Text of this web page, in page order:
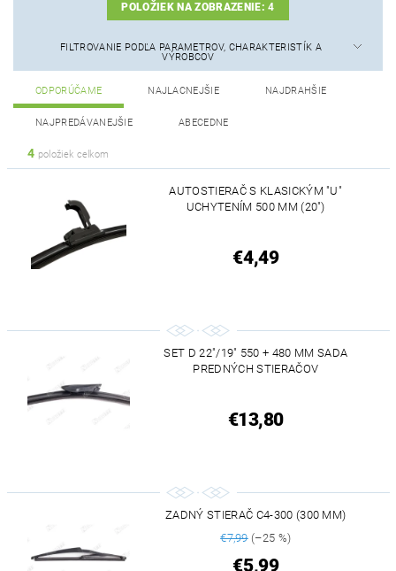
POLOŽIEK NA ZOBRAZENIE:4
FILTROVANIE PODĽA PARAMETROV, CHARAKTERISTÍK A
VÝROBCOV
ODPORÚČAME NAJLACNEJŠIE NAJDRAHŠIE
NAJPREDÁVANEJŠIE ABECEDNE
4 položiek celkom
AUTOSTIERAČ S KLASICKÝM "U"
UCHYTENÍM 500 MM (20")
€4,49
SET D 22"/19" 550 + 480 MM SADA
PREDNÝCH STIERAČOV
€13,80
ZADNÝ STIERAČ C4-300 (300 MM)
€7,99(–25 %)
€5,99